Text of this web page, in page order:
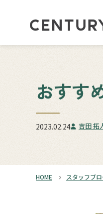
おすす
2023.02.24 吉田 拓
HOME スタッフブ